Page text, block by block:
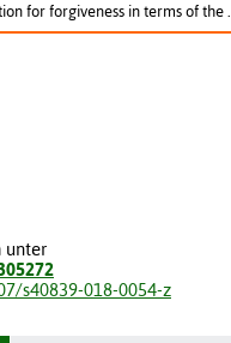
for forgiveness in terms of the ...
unter
s40839-018-0054-z